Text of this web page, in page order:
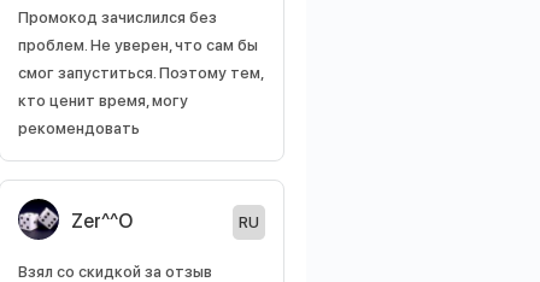
Промокод зачислился без
проблем. Не уверен, что сам бы
смог запуститься. Поэтому тем,
кто ценит время, могу
рекомендовать
Zer^^O RU
Взял со скидкой за отзыв